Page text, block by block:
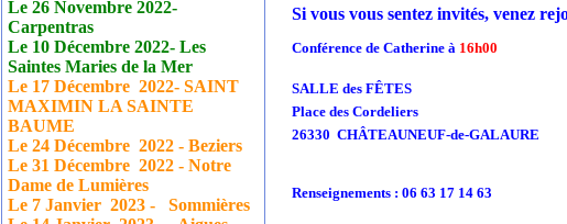
Le 26 Novembre 2022-
Carpentras
Le 10 Décembre 2022- Les
Saintes Maries de la Mer
Le 17Décembre 2022- SAINT
MAXIMIN LA SAINTE
BAUME
Le 24Décembre 2022 - Beziers
Le 31Décembre 2022 - Notre
Dame de Lumières
Le 7 Janvier 2023 - Sommières
Si vous vous sentez invités, venez
Conférence de Catherine à 16h00
SALLE des FÊTES
Place des Cordeliers
26330 CHÂTEAUNEUF-de-GALAURE
Renseignements : 06 63 17 14 63